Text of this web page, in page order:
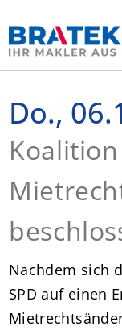
Do.,
Nachdem sich
SPD auf einen